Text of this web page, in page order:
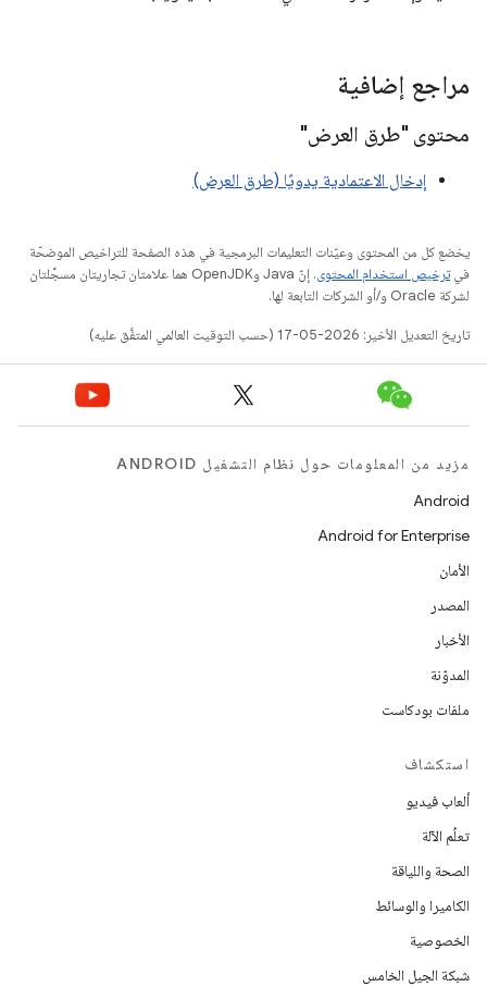
مراجع إضافية
محتوى "طرق العرض"
إدخال الاعتمادية يدويًا (طرق العرض)
يخضع كل من المحتوى وعيّنات التعليمات البرمجية في هذه الصفحة للتراخيص الموضحّة
فيترخيص استخدام المحتوى
. إنّ Java وOpenJDK هما علامتان تجاريتان مسجَّلتان
لشركة Oracle و/أو الشركات التابعة لها.
تاريخ التعديل الأخير: 2026-05-17 (حسب التوقيت العالمي المتفَّق عليه)
مزيد من المعلومات حول نظام التشغيل ANDROID
Android
Android for Enterprise
الأمان
المصدر
الأخبار
المدوّنة
ملفات بودكاست
استكشاف
ألعاب فيديو
تعلُم الآلة
الصحة واللياقة
الكاميرا والوسائط
الخصوصية
شبكة الجيل الخامس